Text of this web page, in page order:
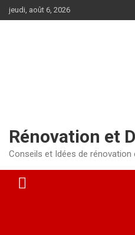
Aller
au
jeudi, août 6, 2026
Rénovation et
Conseils et Idées de rénovation